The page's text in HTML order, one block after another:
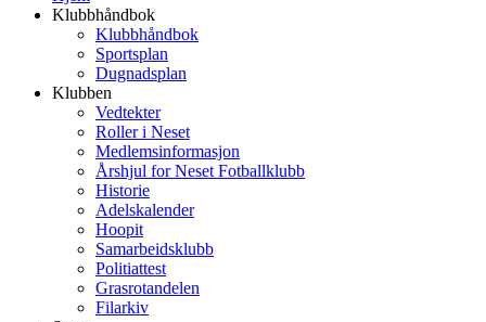
Klubbhåndbok
Klubbhåndbok
Sportsplan
Dugnadsplan
Klubben
Vedtekter
Roller i Neset
Medlemsinformasjon
Årshjul for Neset Fotballklubb
Historie
Adelskalender
Hoopit
Samarbeidsklubb
Politiattest
Grasrotandelen
Filarkiv